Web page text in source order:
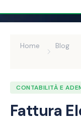
Home Blog
CONTABILITÀ E
Fattura